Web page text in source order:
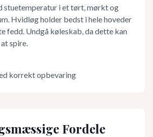
stuetemperatur i et tørt, mørkt og
Hvidløg holder bedst i hele hoveder
fedd. Undgå køleskab, da dette kan
spire.
korrekt opbevaring
Fordele